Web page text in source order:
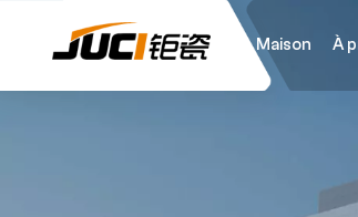
Maison À